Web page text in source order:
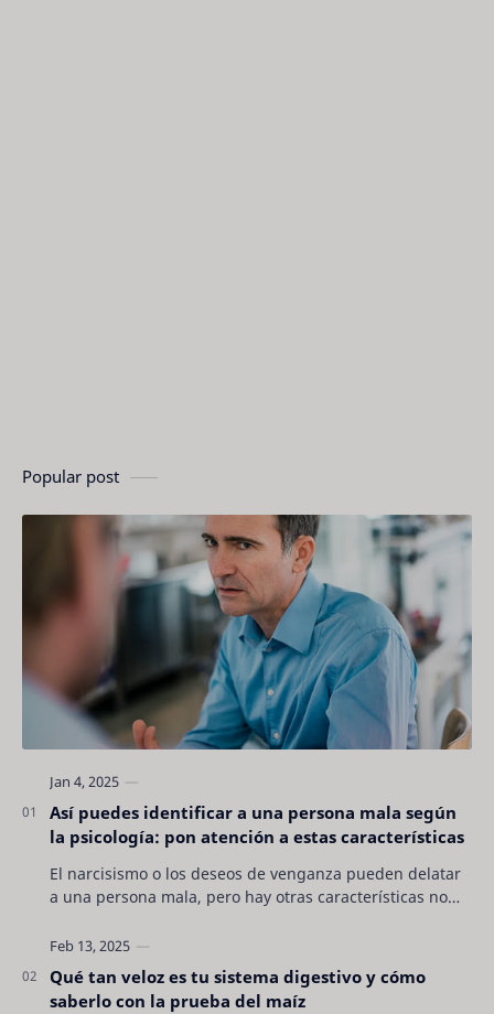
Popular post
Así puedes identificar a una persona mala según
la psicología: pon atención a estas características
El narcisismo o los deseos de venganza pueden delatar
a una persona mala, pero hay otras características no
Qué tan veloz es tu sistema digestivo y cómo
saberlo con la prueba del maíz